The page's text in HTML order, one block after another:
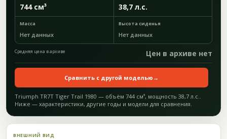
744 см³ 38,7 л.с.
Масса
Нет данных
Высота сиденья
Нет данных
Средняя цена в архиве Цен в архиве нет
Сравнить с другой моделью →
Triumph TR7T Tiger Trail 1980 — объём 744 см³, мощность 38,7 л.с..
Ниже — характеристики, другие годы и модели для сравнения.
ВНЕШНИЙ ВИД